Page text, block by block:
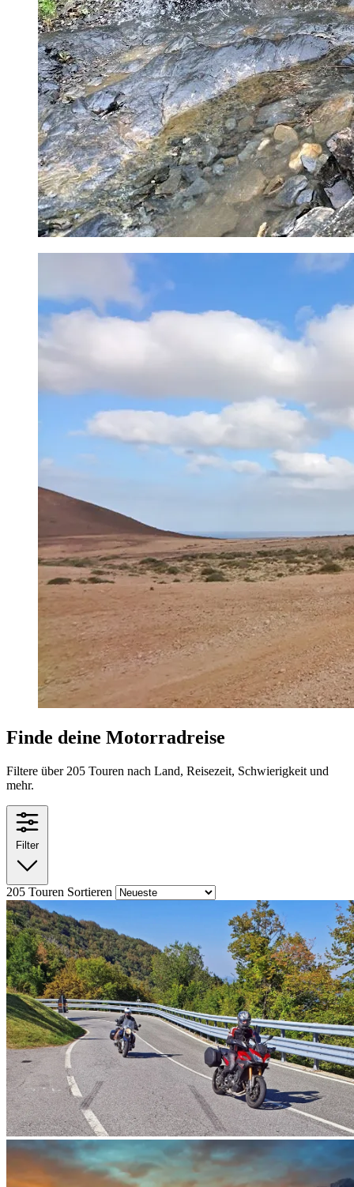
Finde deine Motorradreise
Filtere über 205 Touren nach Land, Reisezeit, Schwierigkeit und
mehr.
Filter
205 Touren Sortieren